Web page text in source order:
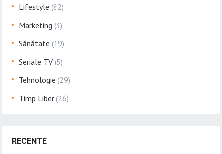
Lifestyle (82)
Marketing (3)
Sănătate (19)
Seriale TV (5)
Tehnologie (29)
Timp Liber (26)
RECENTE